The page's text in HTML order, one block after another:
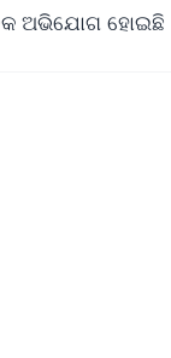
ଅଭିଯୋଗ ହୋଇଛି